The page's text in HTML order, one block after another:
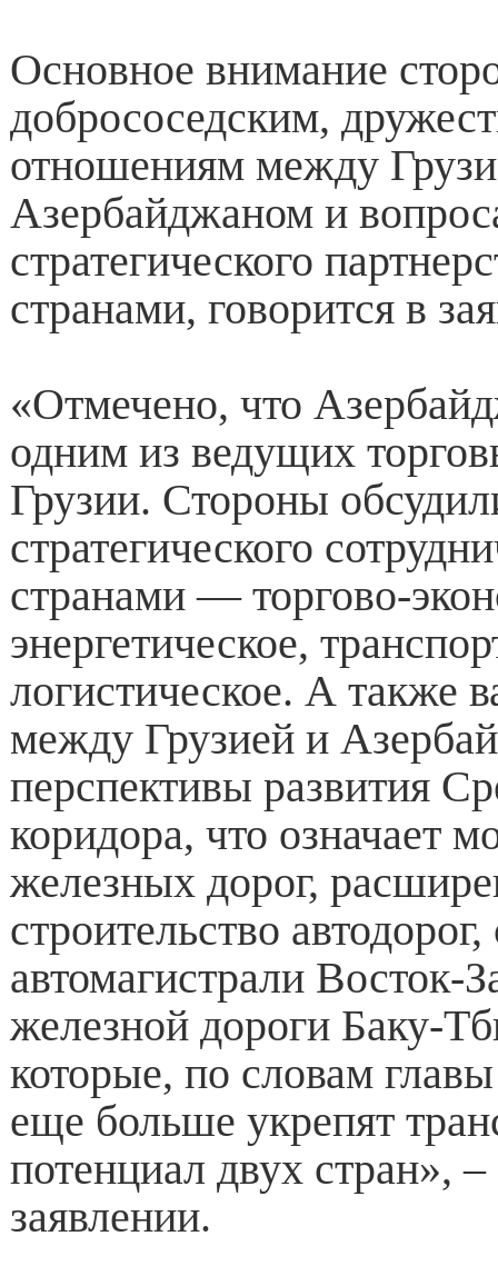
Основное внимание
добрососедским,
отношениям между
Азербайджаном и
стратегического
странами, говорится в
«Отмечено, что
одним из ведущих
Грузии. Стороны
стратегического
странами — торгово-
энергетическое,
логистическое. А также
между Грузией и
перспективы развития
коридора, что означает
железных дорог,
строительство
автомагистрали Восток-
железной дороги Баку-
которые, по словам
еще больше укрепят
потенциал двух стран», –
заявлении.